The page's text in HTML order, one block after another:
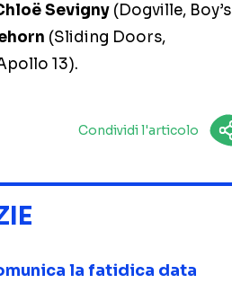
Sevigny (Dogville, Boy’s
(Sliding Doors,
13).
Condividi l'articolo
la fatidica data